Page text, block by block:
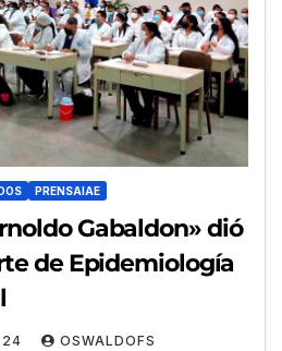
PRENSAIAE
Gabaldon» dió
de Epidemiología
OSWALDOFS